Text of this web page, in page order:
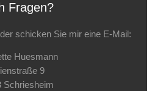
Fragen?
schicken Sie mir eine E-Mail:
Huesmann
9
Schriesheim